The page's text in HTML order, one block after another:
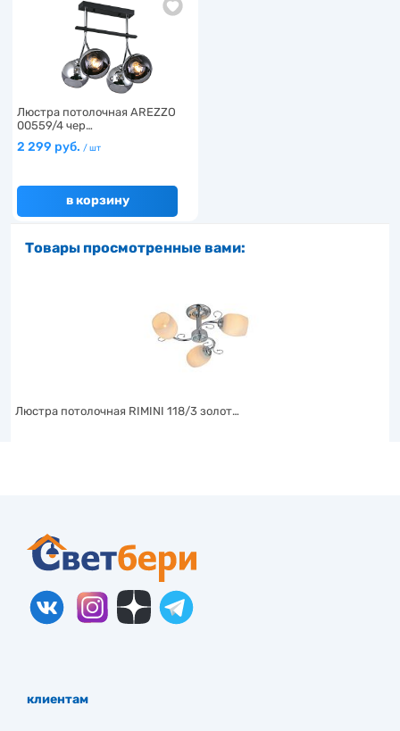
Люстра потолочная AREZZO
00559/4 чер…
2 299 руб. / шт
в корзину
Товары просмотренные вами:
Люстра потолочная RIMINI 118/3 золот…
клиентам